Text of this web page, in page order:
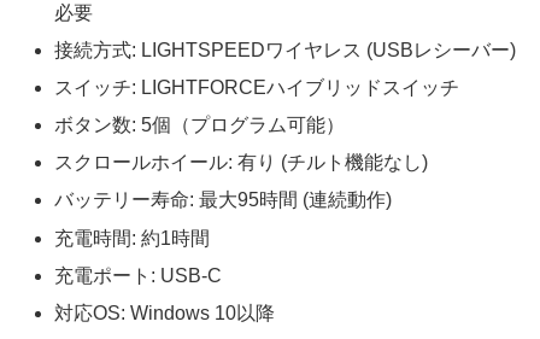
必要
接続方式: LIGHTSPEEDワイヤレス (USBレシーバー)
スイッチ: LIGHTFORCEハイブリッドスイッチ
ボタン数: 5個（プログラム可能）
スクロールホイール: 有り (チルト機能なし)
バッテリー寿命: 最大95時間 (連続動作)
充電時間: 約1時間
充電ポート: USB-C
対応OS: Windows 10以降